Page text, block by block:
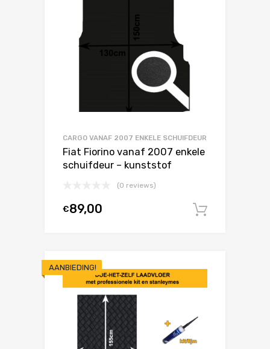
CARGO VANAF 2007 ENKELE SCHUIFDEUR
Fiat Fiorino vanaf 2007 enkele
schuifdeur – kunststof
(0 reviews)
€89,00
AANBIEDING!